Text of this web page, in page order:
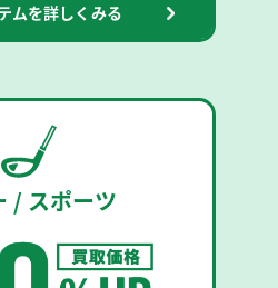
ムを詳しくみる
/ スポーツ